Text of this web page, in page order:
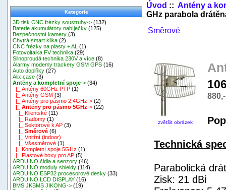
Kategorie
3D tisk CNC frézky soustruhy-> (132)
Baterie akumulátory nabíječky (125)
Bezpečnostní kamery (3)
Chytrá smart klika (2)
CNC frézky na plasty + AL
(1)
Fotovoltaika FV technika (29)
Silnoproudá technika 230V a více (8)
Alarmy modemy trackery GSM GPS (16)
Auto doplňky (27)
Alix case (3)
Antény a kompletní spoje-> (34)
|_ Antény 60GHz PTP (1)
|_ Antény GSM (3)
|_ Antény pro pásmo 2,4GHz-> (2)
|_ Antény pro pásmo 5GHz-> (22)
|_ Klientské (11)
|_ Radomy (1)
|_ Sektorové k AP (3)
|_ Směrové (6)
|_ Vnitřní (indoor)
|_ Všesměrové (1)
|_ Kompletní spoje 5GHz (1)
|_ Plastové boxy pro AP (5)
ARDUINO čidla a senzory (46)
ARDUINO moduly shieldy (114)
ARDUINO ESP32 procesorové desky (33)
ARDUINO LCD DISPLAY (16)
BMS JKBMS JIKONG-> (19)
Úvod :: Antény a
GHz parabola
Směrové
zvětšit obrázek
Technická
Parabolická
Zisk: 21 dBi